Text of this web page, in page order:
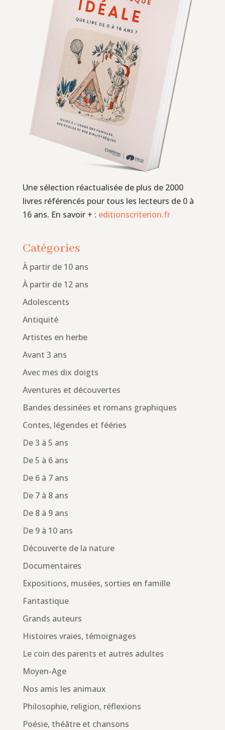
Une sélection réactualisée de plus de 2000
livres référencés pour tous les lecteurs de 0 à
16 ans. En savoir + : editionscriterion.fr
Catégories
À partir de 10 ans
À partir de 12 ans
Adolescents
Antiquité
Artistes en herbe
Avant 3 ans
Avec mes dix doigts
Aventures et découvertes
Bandes dessinées et romans graphiques
Contes, légendes et fééries
De 3 à 5 ans
De 5 à 6 ans
De 6 à 7 ans
De 7 à 8 ans
De 8 à 9 ans
De 9 à 10 ans
Découverte de la nature
Documentaires
Expositions, musées, sorties en famille
Fantastique
Grands auteurs
Histoires vraies, témoignages
Le coin des parents et autres adultes
Moyen-Age
Nos amis les animaux
Philosophie, religion, réflexions
Poésie, théâtre et chansons